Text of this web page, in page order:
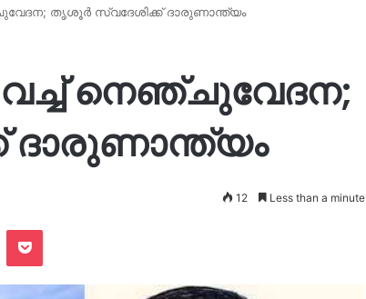
തൃശൂർ സ്വദേശിക്ക് ദാരുണാന്ത്യം
വച്ച് നെഞ്ചുവേദന;
12 Less than a minute
Pocket